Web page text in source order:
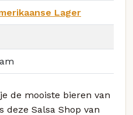
Lager
de mooiste bieren van
deze Salsa Shop van